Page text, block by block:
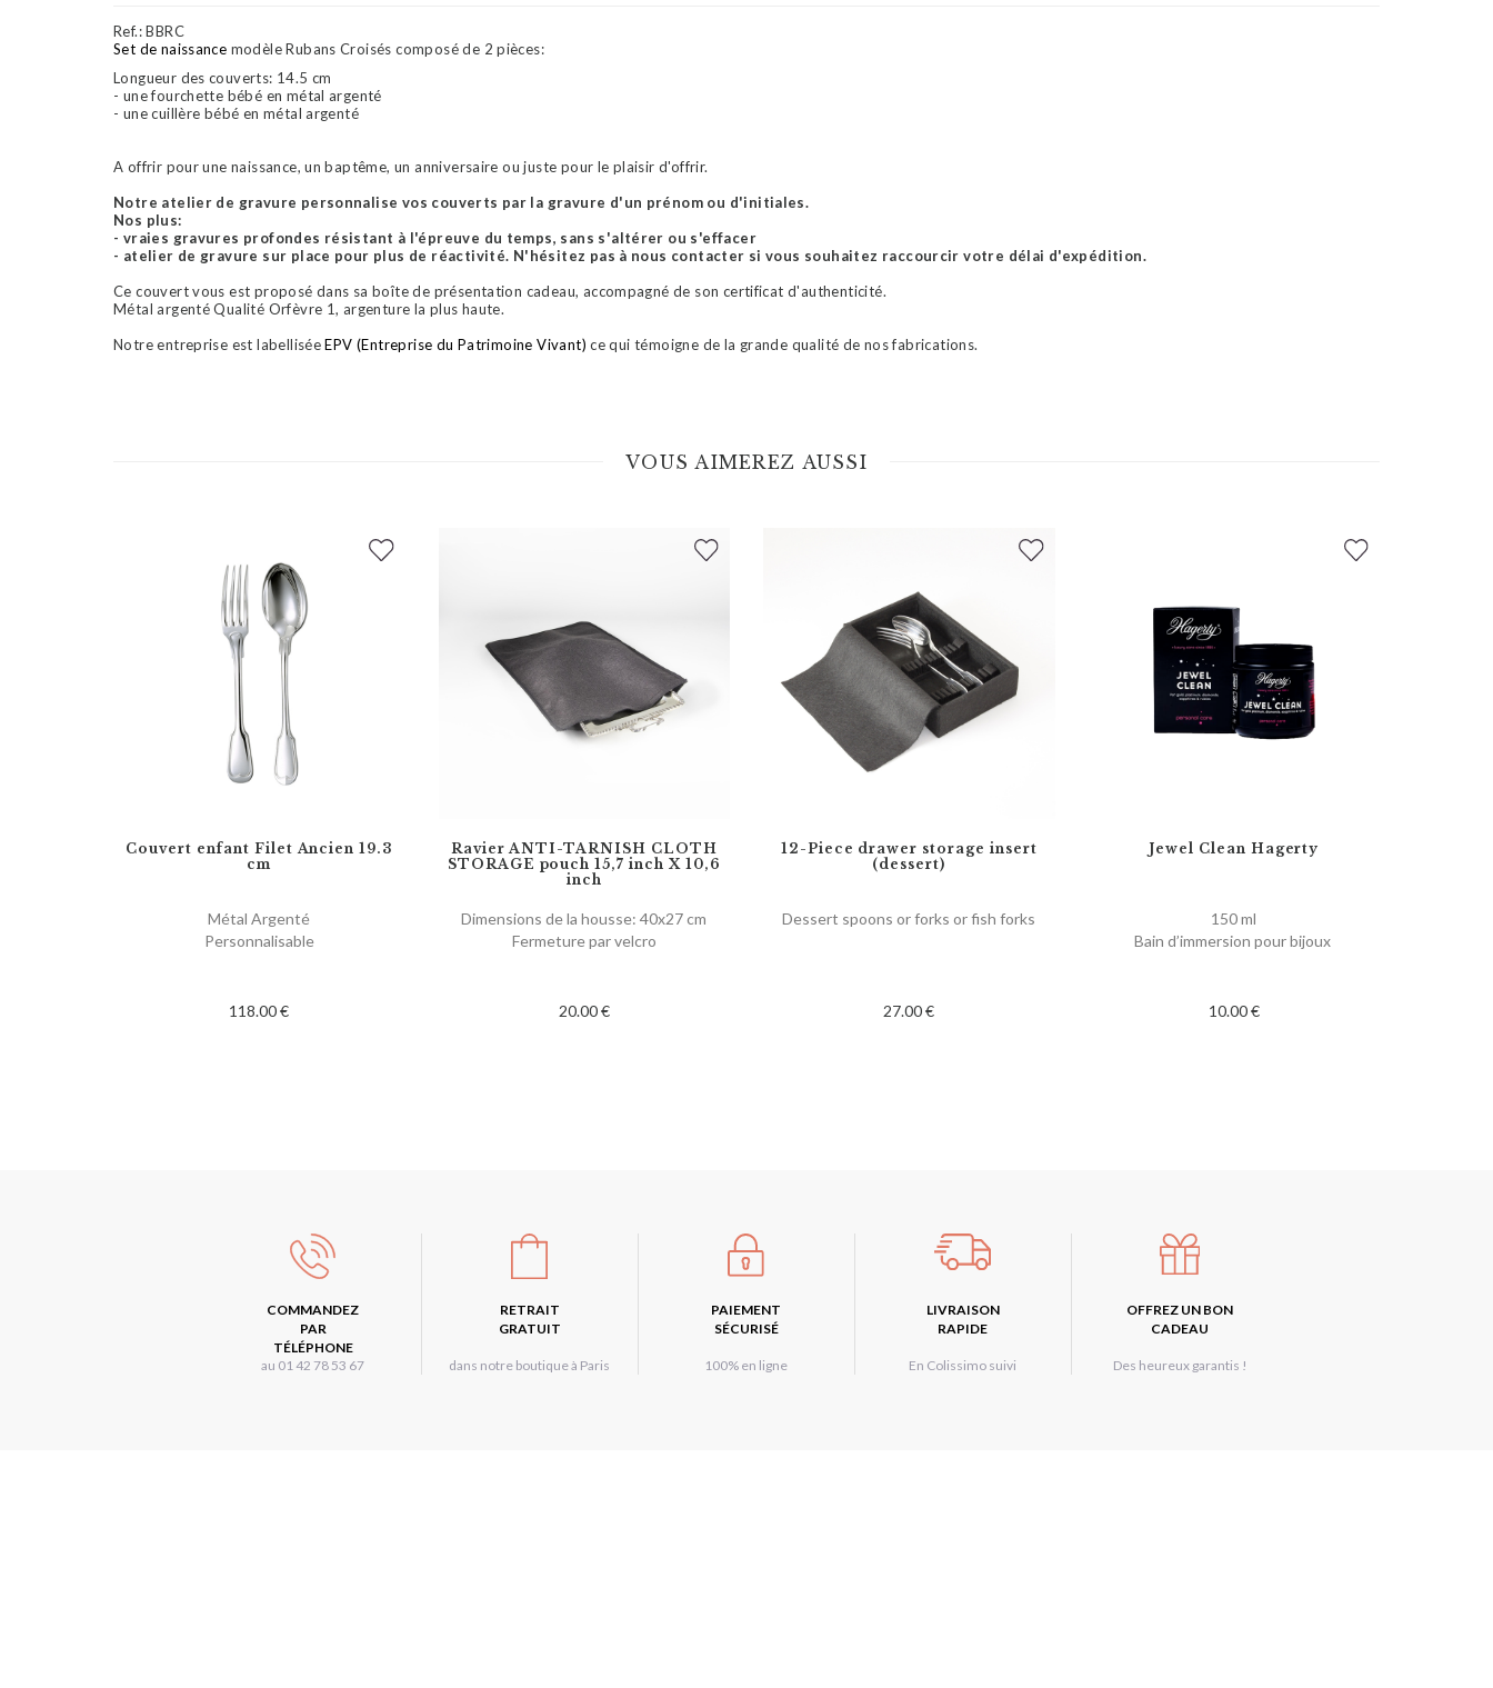
Ref.:BBRC
Set de naissance modèle Rubans Croisés composé de 2 pièces:
Longueur des couverts: 14.5 cm
- une fourchette bébé en métal argenté
- une cuillère bébé en métal argenté
A offrir pour une naissance, un baptême, un anniversaire ou juste pour le plaisir d'offrir.
Notre atelier de gravure personnalise vos couverts par la gravure d'un prénom ou d'initiales.
Nos plus:
- vraies gravures profondes résistant à l'épreuve du temps, sans s'altérer ou s'effacer
- atelier de gravure sur place pour plus de réactivité. N'hésitez pas à nous contacter si vous souhaitez raccourcir votre délai d'expédition.
Ce couvert vous est proposé dans sa boîte de présentation cadeau, accompagné de son certificat d'authenticité.
Métal argenté Qualité Orfèvre 1, argenture la plus haute.
Notre entreprise est labelliséeEPV (Entreprise du Patrimoine Vivant) ce qui témoigne de la grande qualité de nos fabrications.
VOUS AIMEREZ AUSSI
Couvert enfant Filet Ancien 19.3
cm
Métal Argenté
Personnalisable
118.00 €
Ravier ANTI-TARNISH CLOTH
STORAGE pouch 15,7 inch X 10,6
inch
Dimensions de la housse: 40x27 cm
Fermeture par velcro
20.00 €
12-Piece drawer storage insert
(dessert)
Dessert spoons or forks or fish forks
27.00 €
Jewel Clean Hagerty
150 ml
Bain d’immersion pour bijoux
10.00 €
COMMANDEZ
PAR
TÉLÉPHONE
au 01 42 78 53 67
RETRAIT
GRATUIT
dans notre boutique à Paris
PAIEMENT
SÉCURISÉ
100% en ligne
LIVRAISON
RAPIDE
En Colissimo suivi
OFFREZ UN BON
CADEAU
Des heureux garantis !